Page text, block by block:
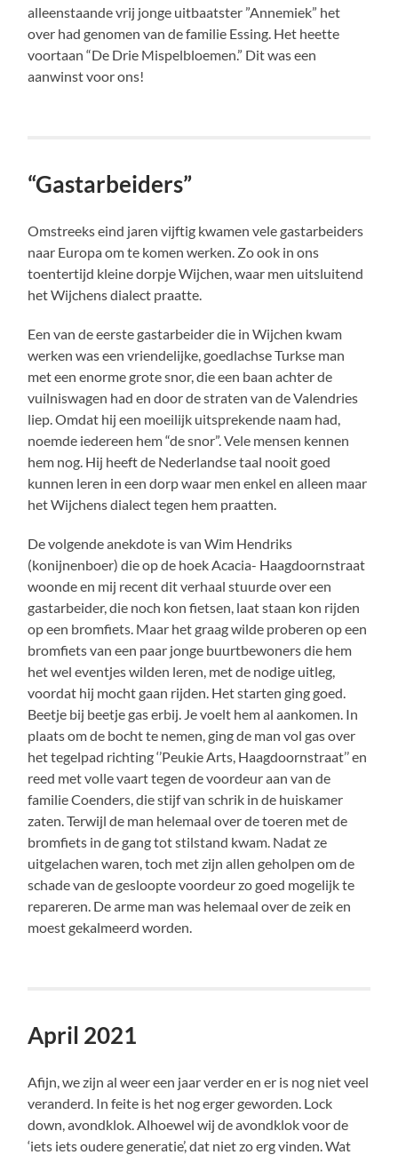
alleenstaande vrij jonge uitbaatster ”Annemiek” het
over had genomen van de familie Essing. Het heette
voortaan “De Drie Mispelbloemen.” Dit was een
aanwinst voor ons!
“Gastarbeiders”
Omstreeks eind jaren vijftig kwamen vele gastarbeiders
naar Europa om te komen werken. Zo ook in ons
toentertijd kleine dorpje Wijchen, waar men uitsluitend
het Wijchens dialect praatte.
Een van de eerste gastarbeider die in Wijchen kwam
werken was een vriendelijke, goedlachse Turkse man
met een enorme grote snor, die een baan achter de
vuilniswagen had en door de straten van de Valendries
liep. Omdat hij een moeilijk uitsprekende naam had,
noemde iedereen hem “de snor”. Vele mensen kennen
hem nog. Hij heeft de Nederlandse taal nooit goed
kunnen leren in een dorp waar men enkel en alleen maar
het Wijchens dialect tegen hem praatten.
De volgende anekdote is van Wim Hendriks
(konijnenboer) die op de hoek Acacia- Haagdoornstraat
woonde en mij recent dit verhaal stuurde over een
gastarbeider, die noch kon fietsen, laat staan kon rijden
op een bromfiets. Maar het graag wilde proberen op een
bromfiets van een paar jonge buurtbewoners die hem
het wel eventjes wilden leren, met de nodige uitleg,
voordat hij mocht gaan rijden. Het starten ging goed.
Beetje bij beetje gas erbij. Je voelt hem al aankomen. In
plaats om de bocht te nemen, ging de man vol gas over
het tegelpad richting ‘’Peukie Arts, Haagdoornstraat’’ en
reed met volle vaart tegen de voordeur aan van de
familie Coenders, die stijf van schrik in de huiskamer
zaten. Terwijl de man helemaal over de toeren met de
bromfiets in de gang tot stilstand kwam. Nadat ze
uitgelachen waren, toch met zijn allen geholpen om de
schade van de gesloopte voordeur zo goed mogelijk te
repareren. De arme man was helemaal over de zeik en
moest gekalmeerd worden.
April 2021
Afijn, we zijn al weer een jaar verder en er is nog niet veel
veranderd. In feite is het nog erger geworden. Lock
down, avondklok. Alhoewel wij de avondklok voor de
‘iets iets oudere generatie’, dat niet zo erg vinden. Wat